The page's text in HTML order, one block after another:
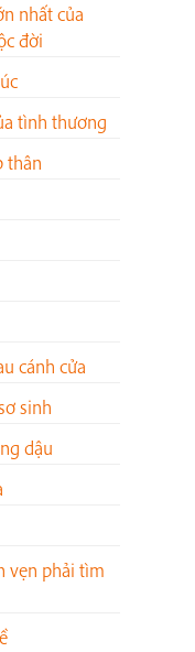
nhất của
đời
tình thương
thân
cánh cửa
sinh
dậu
vẹn phải tìm